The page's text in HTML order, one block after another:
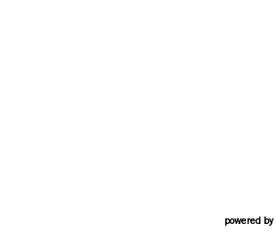
powered by